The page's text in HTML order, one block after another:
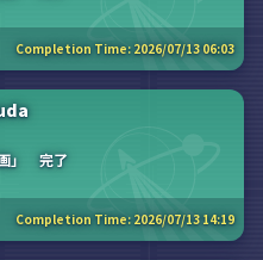
Completion Time: 2026/07/13 06:03
画」 完了
Completion Time: 2026/07/13 14:19